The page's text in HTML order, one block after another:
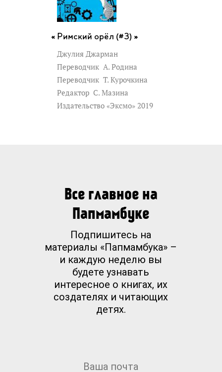
Римский орёл (#3) »
Джулия Джарман
Переводчик А. Родина
Переводчик Т. Курочкина
Редактор С. Мазина
Издательство «Эксмо» 2019
Все главное на
Папмамбуке
Подпишитесь на
материалы «Папмамбука» –
и каждую неделю вы
будете узнавать
интересное о книгах, их
создателях и читающих
детях.